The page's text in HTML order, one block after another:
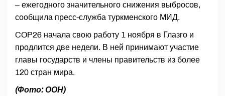
– ежегодного значительного снижения выбросов,
сообщила пресс-служба туркменского МИД.
COP26 начала свою работу 1 ноября в Глазго и
продлится две недели. В ней принимают участие
главы государств и члены правительств из более
120 стран мира.
(Фото: ООН)